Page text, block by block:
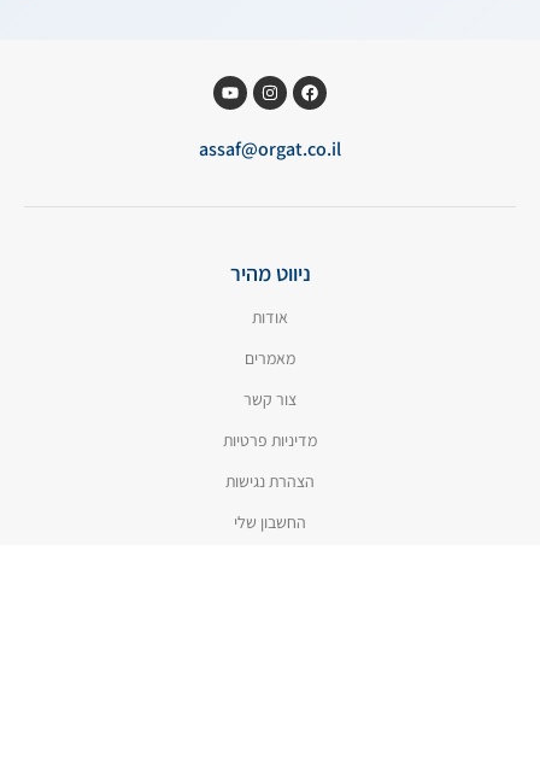
assaf@orgat.co.il
ניווט מהיר
אודות
מאמרים
צור קשר
מדיניות פרטיות
הצהרת נגישות
החשבון שלי